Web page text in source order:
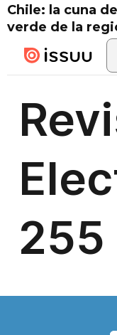
Chile: la cuna
verde de la